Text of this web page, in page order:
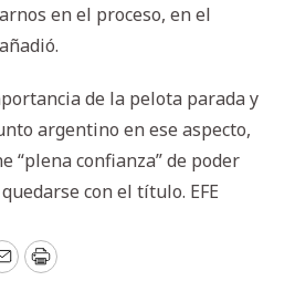
en el proceso, en el
de la pelota parada y
argentino en ese aspecto,
“plena confianza” de poder
con el título. EFE
EmailPrint